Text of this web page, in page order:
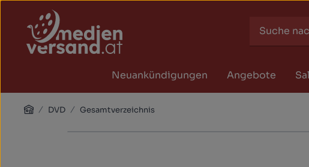
Zum Hauptinhalt springen
Zur Suche springen
Zur Hauptnavigation springen
Neuankündigungen Angebote
HomeDVD Gesamtverzeichnis